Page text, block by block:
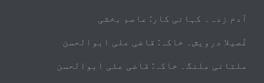
آدم زدہ۔ کہانی کار: عاصم بخشی
غُصیلا درویش۔ خاکہ: قاضی علی ابوالحسن
ملتانی ملنگ۔ خاکہ: قاضی علی ابوالحسن